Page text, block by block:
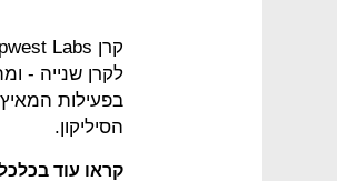
לקרן שנייה -
בפעילות
הסיליקון.
קראו עוד